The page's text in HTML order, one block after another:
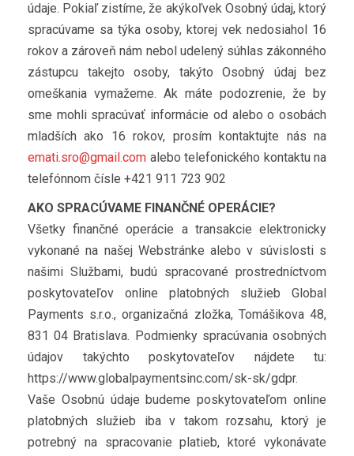
údaje. Pokiaľ zistíme, že akýkoľvek Osobný údaj, ktorý
spracúvame sa týka osoby, ktorej vek nedosiahol 16
rokov a zároveň nám nebol udelený súhlas zákonného
zástupcu takejto osoby, takýto Osobný údaj bez
omeškania vymažeme. Ak máte podozrenie, že by
sme mohli spracúvať informácie od alebo o osobách
mladších ako 16 rokov, prosím kontaktujte nás na
emati.sro@gmail.com alebo telefonického kontaktu na
telefónnom čísle +421 911 723 902
AKO SPRACÚVAME FINANČNÉ OPERÁCIE?
Všetky finančné operácie a transakcie elektronicky
vykonané na našej Webstránke alebo v súvislosti s
našimi Službami, budú spracované prostredníctvom
poskytovateľov online platobných služieb Global
Payments s.r.o., organizačná zložka, Tomášikova 48,
831 04 Bratislava. Podmienky spracúvania osobných
údajov takýchto poskytovateľov nájdete tu:
https://www.globalpaymentsinc.com/sk-sk/gdpr.
Vaše Osobnú údaje budeme poskytovateľom online
platobných služieb iba v takom rozsahu, ktorý je
potrebný na spracovanie platieb, ktoré vykonávate